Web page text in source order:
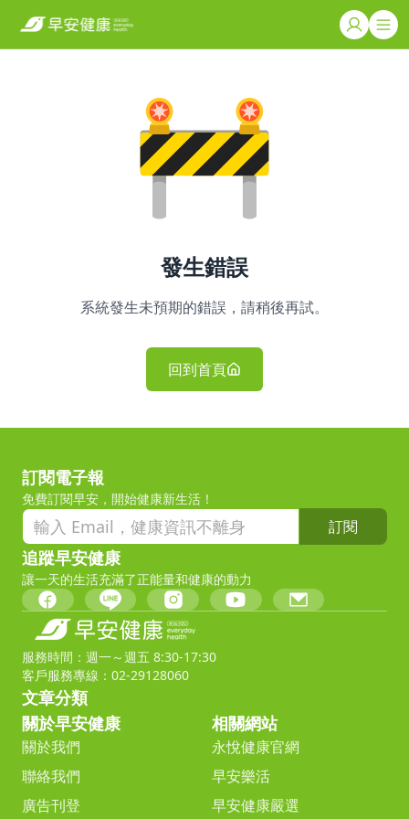
發生錯誤
系統發生未預期的錯誤，請稍後再試。
回到首頁
訂閱電子報
免費訂閱早安，開始健康新生活！
訂閱
追蹤早安健康
讓一天的生活充滿了正能量和健康的動力
服務時間：週一～週五 8:30-17:30
客戶服務專線：02-29128060
文章分類
關於早安健康
關於我們
聯絡我們
廣告刊登
相關網站
永悅健康官網
早安樂活
早安健康嚴選